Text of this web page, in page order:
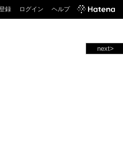
録 ログイン ヘルプ
next>